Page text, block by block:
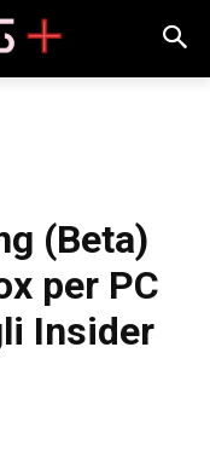
(Beta)
per PC
Insider